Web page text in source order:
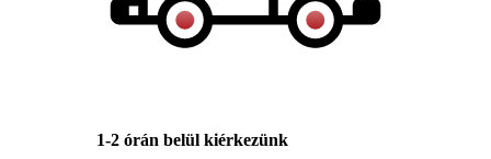
1-2 órán belül kiérkezünk